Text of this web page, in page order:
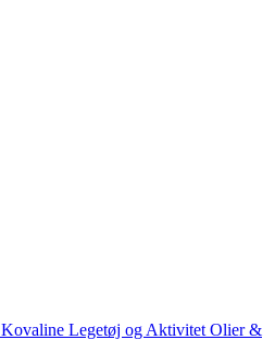
Kovaline Legetøj og Aktivitet Olier &